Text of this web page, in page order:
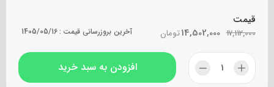
قیمت
17,112,000 تومان14,502,000 آخرین بروزرسانی قیمت :1405/05/16
افزودن به سبد خرید